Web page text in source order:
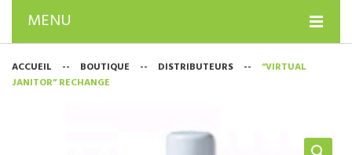
MENU
PRODUIT SANITAIRE.COM
ACCUEIL -- BOUTIQUE -- DISTRIBUTEURS --
“VIRTUAL
JANITOR” RECHANGE